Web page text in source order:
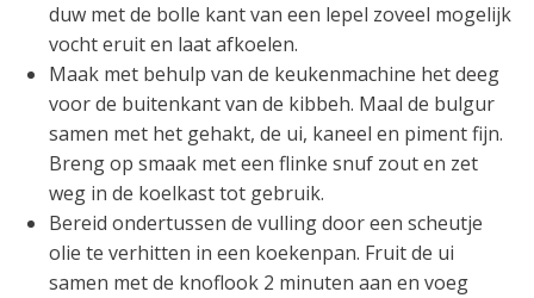
duw met de bolle kant van een lepel zoveel mogelijk
vocht eruit en laat afkoelen.
Maak met behulp van de keukenmachine het deeg
voor de buitenkant van de kibbeh. Maal de bulgur
samen met het gehakt, de ui, kaneel en piment fijn.
Breng op smaak met een flinke snuf zout en zet
weg in de koelkast tot gebruik.
Bereid ondertussen de vulling door een scheutje
olie te verhitten in een koekenpan. Fruit de ui
samen met de knoflook 2 minuten aan en voeg